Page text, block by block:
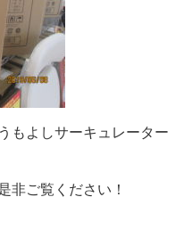
もよしサーキュレーター
非ご覧ください！